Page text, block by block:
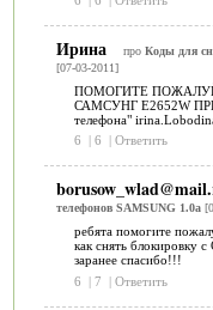
Ирина про Коды для
[07-03-2011]
ПОМОГИТЕ
САМСУНГ Е2652W
телефона"
6
| 6 | Ответить
телефонов SAMSUNG 1.0a
ребята помогите
как снять блокировку
заранее спасибо!!!
6
| 7 | Ответить